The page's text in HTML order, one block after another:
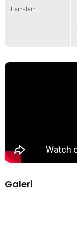
digunakan.
Lain-lain
Galeri